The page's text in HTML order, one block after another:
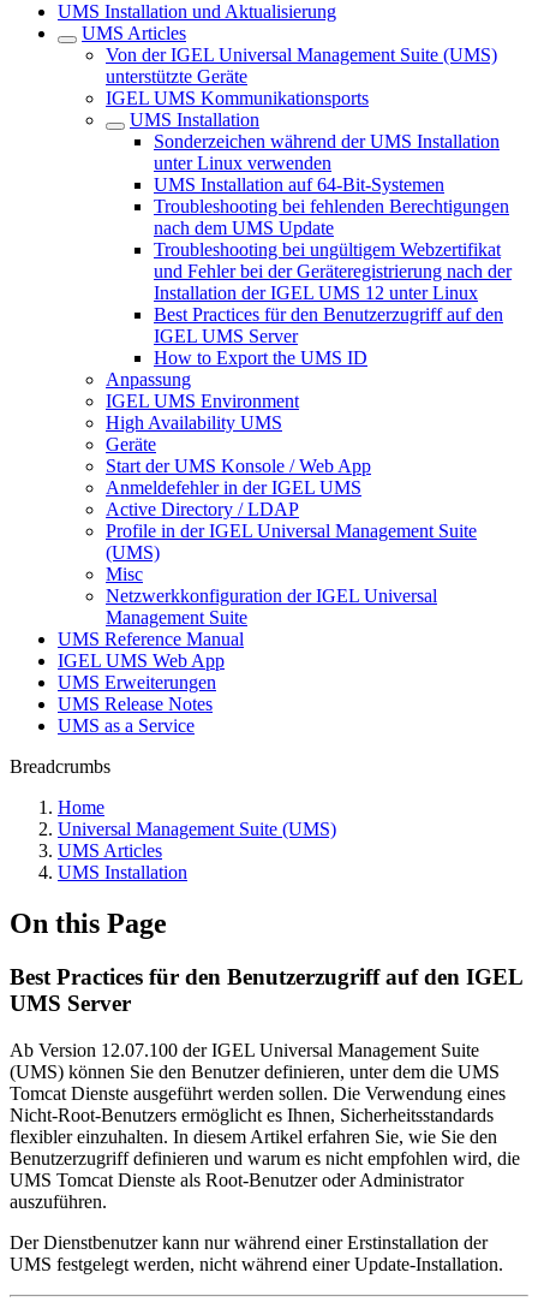
UMS Installation und Aktualisierung
UMS Articles
Von der IGEL Universal Management Suite (UMS)
unterstützte Geräte
IGEL UMS Kommunikationsports
UMS Installation
Sonderzeichen während der UMS Installation
unter Linux verwenden
UMS Installation auf 64-Bit-Systemen
Troubleshooting bei fehlenden Berechtigungen
nach dem UMS Update
Troubleshooting bei ungültigem Webzertifikat
und Fehler bei der Geräteregistrierung nach der
Installation der IGEL UMS 12 unter Linux
Best Practices für den Benutzerzugriff auf den
IGEL UMS Server
How to Export the UMS ID
Anpassung
IGEL UMS Environment
High Availability UMS
Geräte
Start der UMS Konsole / Web App
Anmeldefehler in der IGEL UMS
Active Directory / LDAP
Profile in der IGEL Universal Management Suite
(UMS)
Misc
Netzwerkkonfiguration der IGEL Universal
Management Suite
UMS Reference Manual
IGEL UMS Web App
UMS Erweiterungen
UMS Release Notes
UMS as a Service
Breadcrumbs
Home
Universal Management Suite (UMS)
UMS Articles
UMS Installation
On this Page
Best Practices für den Benutzerzugriff auf den IGEL
UMS Server
Ab Version 12.07.100 der IGEL Universal Management Suite
(UMS) können Sie den Benutzer definieren, unter dem die UMS
Tomcat Dienste ausgeführt werden sollen. Die Verwendung eines
Nicht-Root-Benutzers ermöglicht es Ihnen, Sicherheitsstandards
flexibler einzuhalten. In diesem Artikel erfahren Sie, wie Sie den
Benutzerzugriff definieren und warum es nicht empfohlen wird, die
UMS Tomcat Dienste als Root-Benutzer oder Administrator
auszuführen.
Der Dienstbenutzer kann nur während einer Erstinstallation der
UMS festgelegt werden, nicht während einer Update-Installation.